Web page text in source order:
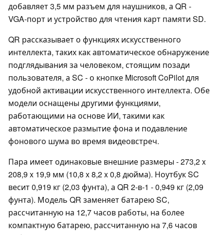
добавляет 3,5 мм разъем для наушников, а QR -
VGA-порт и устройство для чтения карт памяти SD.
QR рассказывает о функциях искусственного
интеллекта, таких как автоматическое обнаружение
подглядывания за человеком, стоящим позади
пользователя, а SC - о кнопке Microsoft CoPilot для
удобной активации искусственного интеллекта. Обе
модели оснащены другими функциями,
работающими на основе ИИ, такими как
автоматическое размытие фона и подавление
фонового шума во время видеовстреч.
Пара имеет одинаковые внешние размеры - 273,2 x
208,9 x 19,9 мм (10,8 x 8,2 x 0,8 дюйма). Ноутбук SC
весит 0,919 кг (2,03 фунта), а QR 2-в-1 - 0,949 кг (2,09
фунта). Модель QR заменяет батарею SC,
рассчитанную на 12,7 часов работы, на более
компактную батарею, рассчитанную на 7,6 часов